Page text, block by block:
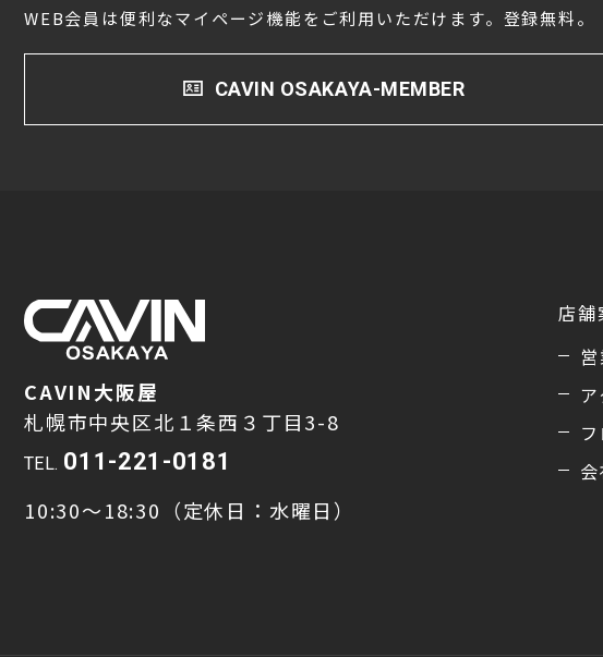
WEB会員は便利なマイページ機能をご利用いただけます。登録無料。
CAVIN OSAKAYA-MEMBER
CAVIN大阪屋
札幌市中央区北１条西３丁目3-8
TEL. 011-221-0181
10:30～18:30（定休日：水曜日）
店舗